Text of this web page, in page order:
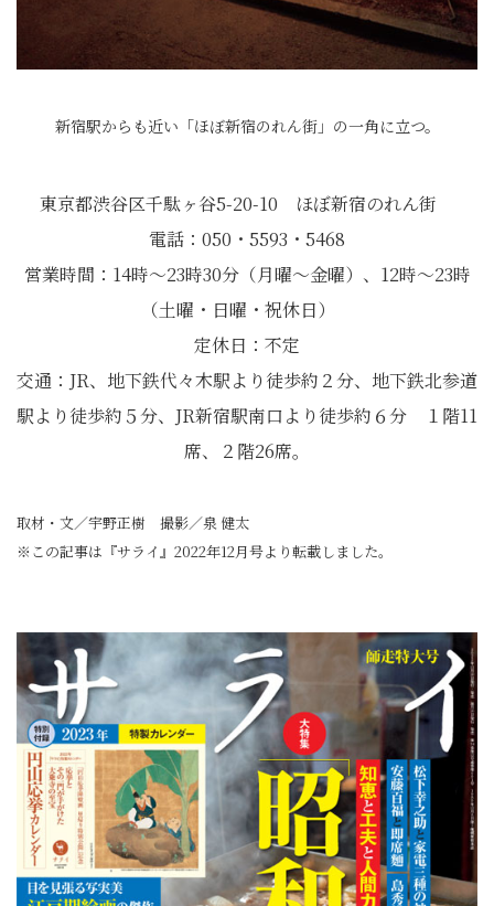
新宿駅からも近い「ほぼ新宿のれん街」の一角に立つ。
東京都渋谷区千駄ヶ谷5-20-10 ほぼ新宿のれん街
電話：050・5593・5468
営業時間：14時〜23時30分（月曜〜金曜）、12時〜23時
（土曜・日曜・祝休日）
定休日：不定
交通：JR、地下鉄代々木駅より徒歩約２分、地下鉄北参道
駅より徒歩約５分、JR新宿駅南口より徒歩約６分 １階11
席、２階26席。
取材・文／宇野正樹 撮影／泉 健太
※この記事は『サライ』2022年12月号より転載しました。